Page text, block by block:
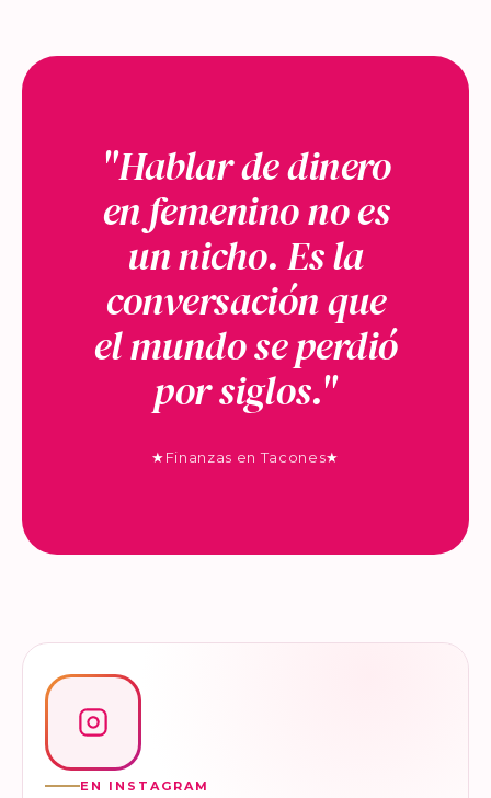
"Hablar de dinero
en femenino no es
un nicho. Es la
conversación que
el mundo se perdió
por siglos."
★Finanzas en Tacones★
EN INSTAGRAM